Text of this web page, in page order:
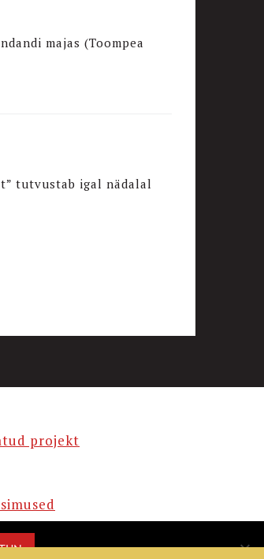
majas (Toompea
tutvustab igal nädalal
projekt